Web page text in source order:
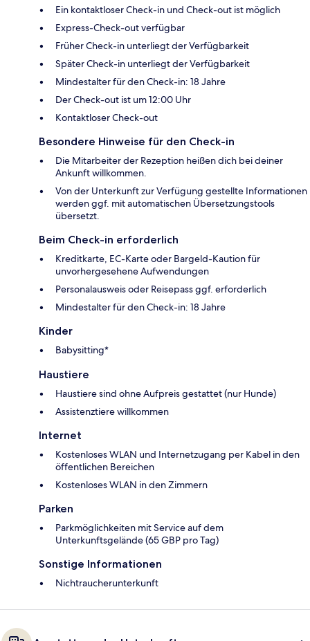
Ein kontaktloser Check-in und Check-out ist möglich
Express-Check-out verfügbar
Früher Check-in unterliegt der Verfügbarkeit
Später Check-in unterliegt der Verfügbarkeit
Mindestalter für den Check-in: 18 Jahre
Der Check-out ist um 12:00 Uhr
Kontaktloser Check-out
Besondere Hinweise für den Check-in
Die Mitarbeiter der Rezeption heißen dich bei deiner
Ankunft willkommen.
Von der Unterkunft zur Verfügung gestellte Informationen
werden ggf. mit automatischen Übersetzungstools
übersetzt.
Beim Check-in erforderlich
Kreditkarte, EC-Karte oder Bargeld-Kaution für
unvorhergesehene Aufwendungen
Personalausweis oder Reisepass ggf. erforderlich
Mindestalter für den Check-in: 18 Jahre
Kinder
Babysitting*
Haustiere
Haustiere sind ohne Aufpreis gestattet (nur Hunde)
Assistenztiere willkommen
Internet
Kostenloses WLAN und Internetzugang per Kabel in den
öffentlichen Bereichen
Kostenloses WLAN in den Zimmern
Parken
Parkmöglichkeiten mit Service auf dem
Unterkunftsgelände (65 GBP pro Tag)
Sonstige Informationen
Nichtraucherunterkunft